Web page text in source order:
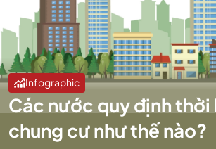
Infographic
Các nước quy định thời
chung cư như thế nào?